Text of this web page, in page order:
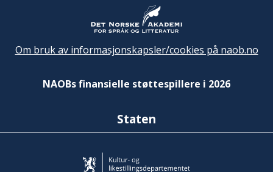
Om bruk av informasjonskapsler/cookies på naob.no
NAOBs finansielle støttespillere i 2026
Staten